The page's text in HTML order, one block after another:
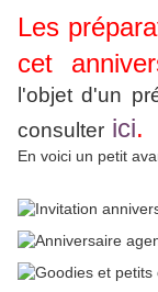
Les
cet
l'objet d'un
consulter ici.
En voici un petit